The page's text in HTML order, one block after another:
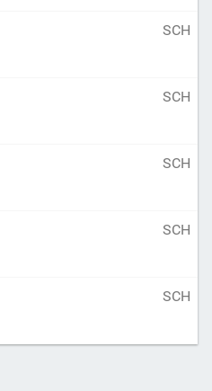
SCH
SCH
SCH
SCH
SCH